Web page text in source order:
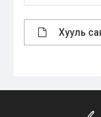
Хууль